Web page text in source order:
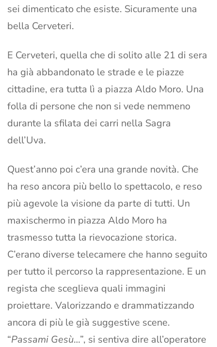
sei dimenticato che esiste. Sicuramente una
bella Cerveteri.
E Cerveteri, quella che di solito alle 21 di sera
ha già abbandonato le strade e le piazze
cittadine, era tutta lì a piazza Aldo Moro. Una
folla di persone che non si vede nemmeno
durante la sfilata dei carri nella Sagra
dell’Uva.
Quest’anno poi c’era una grande novità. Che
ha reso ancora più bello lo spettacolo, e reso
più agevole la visione da parte di tutti. Un
maxischermo in piazza Aldo Moro ha
trasmesso tutta la rievocazione storica.
C’erano diverse telecamere che hanno seguito
per tutto il percorso la rappresentazione. E un
regista che sceglieva quali immagini
proiettare. Valorizzando e drammatizzando
ancora di più le già suggestive scene.
“Passami Gesù…”, si sentiva dire all’operatore